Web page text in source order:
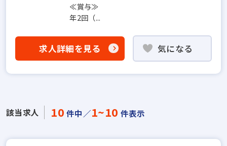
≪賞与≫
年2回（...
求人詳細を見る 気になる
該当求人 10 件中／1~10 件表示